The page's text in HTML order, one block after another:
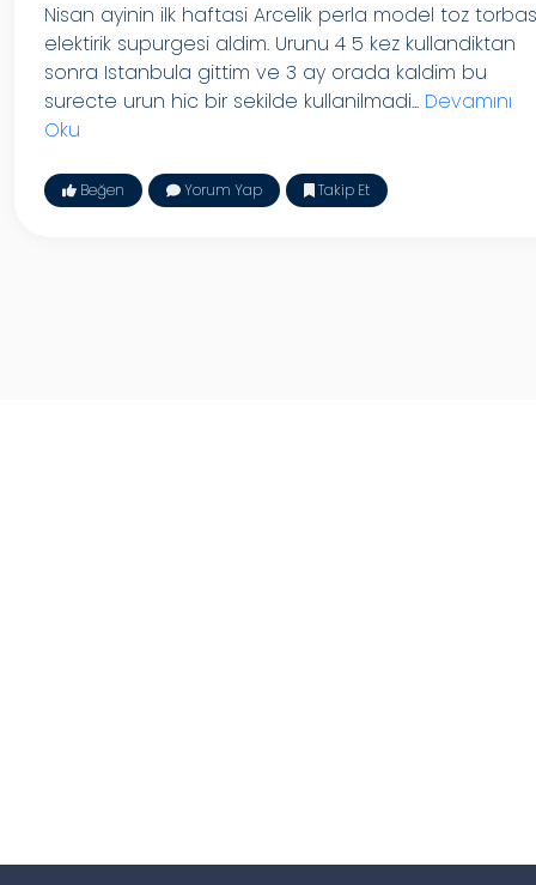
Nisan ayinin ilk haftasi Arcelik perla model toz
elektirik supurgesi aldim. Urunu 4 5 kez kullandiktan
sonra Istanbula gittim ve 3 ay orada kaldim bu
surecte urun hic bir sekilde kullanilmadi... Devamını
Oku
Beğen Yorum Yap Takip Et